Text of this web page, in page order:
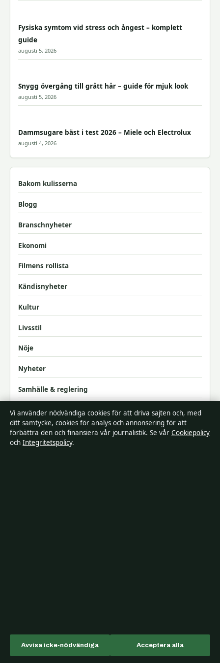
Fysiska symtom vid stress och ångest – komplett
guide
augusti 5, 2026
Snygg övergång till grått hår – guide för mjuk look
augusti 5, 2026
Dammsugare bäst i test 2026 – Miele och Electrolux
augusti 4, 2026
Bakom kulisserna
Blogg
Branschnyheter
Ekonomi
Filmens rollista
Kändisnyheter
Kultur
Livsstil
Nöje
Nyheter
Samhälle & reglering
Spel
Sport
Vi använder nödvändiga cookies för att driva sajten och, med
ditt samtycke, cookies för analys och annonsering för att
förbättra den och finansiera vår journalistik. Se vår Cookiepolicy
och Integritetspolicy.
Avvisa icke-nödvändiga Acceptera alla